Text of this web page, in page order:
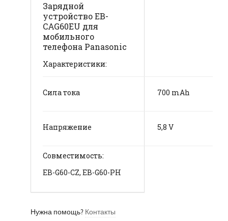
Зарядной
устройство EB-
CAG60EU для
мобильного
телефона Panasonic
Характеристики:
Сила тока 700 mАh
Напряжение 5,8 V
Совместимость:
EB-G60-CZ, EB-G60-PH
Нужна помощь? Контакты